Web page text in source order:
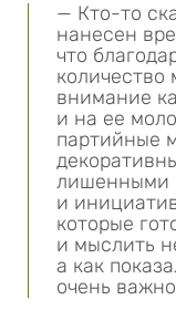
— Кто-то
нанесен
что
количество
внимание
и на ее
партийные
лишенными
и
которые
и мыслить
а как
очень